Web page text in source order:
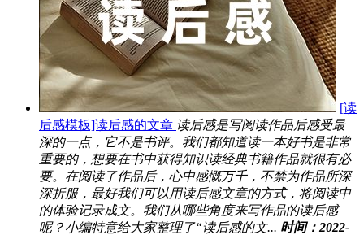
[读
后感模板]读后感的文章 读后感是写阅读作品后感受最
深的一点，它不是书评。我们都知道读一本好书是非常
重要的，想要在书中获得知识读经典书籍作品就很有必
要。在阅读了作品后，心中感慨万千，不禁为作品所深
深折服，最好我们可以用读后感文章的方式，将阅读中
的体验记录成文。我们从哪些角度来写作品的读后感
呢？小编特意给大家整理了“读后感的文... 时间：2022-